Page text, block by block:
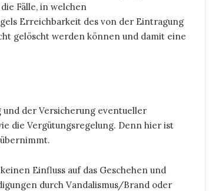
Fälle, in welchen
Erreichbarkeit des von der Eintragung
gelöscht werden können und damit eine
der Versicherung eventueller
die Vergütungsregelung. Denn hier ist
Einfluss auf das Geschehen und
durch Vandalismus/Brand oder